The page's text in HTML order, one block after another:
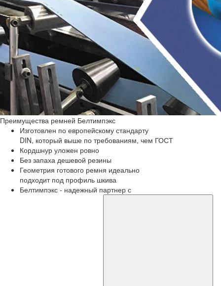
Преимущества ремней Белтимпэкс
Изготовлен по европейскому стандарту
DIN, который выше по требованиям, чем ГОСТ
Кордшнур уложен ровно
Без запаха дешевой резины
Геометрия готового ремня идеально
подходит под профиль шкива
Белтимпэкс - надежный партнер с